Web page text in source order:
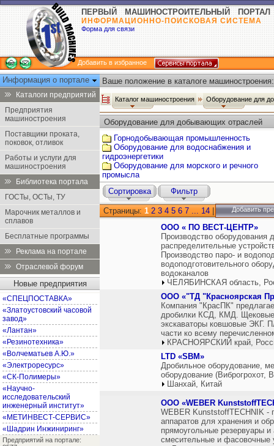
ПЕРВЫЙ МАШИНОСТРОИТЕЛЬНЫЙ ПОРТАЛ
ИНФОРМАЦИОННО-ПОИСКОВАЯ СИСТЕМА
Форма для связи
Добавить в избранное
Информация о портале
Каталоги предприятий
Предприятия
машиностроения
Поставщики проката,
поковок, отливок
Работы и услуги для
машиностроения
Библиотека портала
ГОСТы, ОСТы, ТУ
Марочник металлов и
сплавов
Бесплатные программы
Реклама на портале
Отраслевой форум
Новые предприятия
«СПЕЦПОСТАВКА»
«Златоустовский часовой
завод»
«Лантан»
«Резинотехника»
«Волчематьев А.Ю.»
«Электроресурс»
«СК-Полимеры»
«Научно-
исследовательский
инженерный институт»
«МЕТИНВЕСТ-СЕРВИС»
«Шадрин Инжиниринг»
Предприятий на портале:
Ваше положение в каталоге машиностроения:
Каталог машиностроения Оборудование для
Оборудование для добывающих отраслей
Горнодобывающая промышленность
Оборудование для водоснабжения и
гидроэнергетики
Оборудование для морского и речного
промысла
Сортировка
Фильтр
Страницы: 1 2 3 4 5 6 7 ... 14 Добавить
ООО « ПО ВЕСТ-ЦЕНТР»
Производство оборудования
распределительные
Производство паро- и
водоподготовительного
водоканалов
ЧЕЛЯБИНСКАЯ область,
ООО «"ТД "Красноярская
Компания "КрасПК"
дробилки КСД, КМД.
экскаваторы ковшовые ЭКГ.
части ко всему
КРАСНОЯРСКИЙ край,
LTD «SBM»
Дробильное оборудование,
оборудование (Виброгрохот,
Шанхай, Китай
ООО «WEBER
WEBER KunststoffTECHNIK -
аппаратов для хранения и
прямоугольные резервуары
смесительные и фасовочные